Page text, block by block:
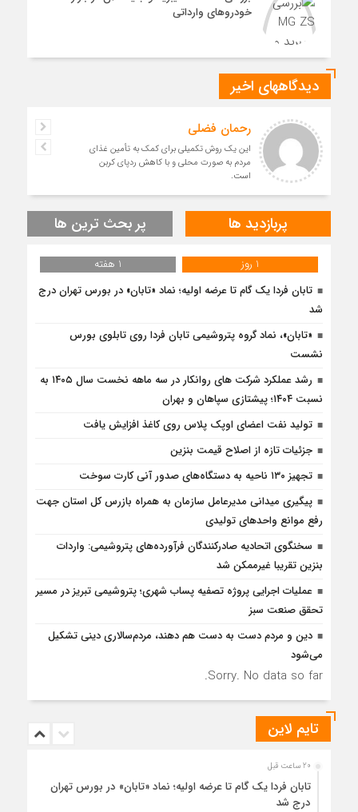
خودروهای وارداتی
دیدگاههای اخیر
رحمان فضلی
این یک روش تکمیلی برای کمک به تأمین غذای
مردم به صورت محلی و با کاهش ردپای کربن
است.
پربازدید ها پر بحث ترین ها
1 روز
1 هفته
تابان فردا یک گام تا عرضه اولیه؛ نماد «تابان» در بورس تهران درج
شد
«تابان»، نماد گروه پتروشیمی تابان فردا روی تابلوی بورس
نشست
رشد عملکرد شرکت های روانکار در سه ماهه نخست سال ۱۴۰۵ به
نسبت ۱۴۰۴؛ پیشتازی سپاهان و بهران
تولید نفت اعضای اوپک پلاس روی کاغذ افزایش یافت
جزئیات تازه از اصلاح قیمت بنزین
تجهیز ۱۳۰ ناحیه به دستگاه‌های صدور آنی کارت سوخت
پیگیری میدانی مدیرعامل سازمان به همراه بازرس كل استان جهت
رفع موانع واحدهای تولیدی
سخنگوی اتحادیه صادرکنندگان فرآورده‌های پتروشیمی: واردات
بنزین تقریبا غیرممکن شد
عملیات اجرایی پروژه تصفیه پساب شهری؛ پتروشیمی تبریز در مسیر
تحقق صنعت سبز
دین و مردم دست به‌ دست هم دهند، مردم‌سالاری دینی تشکیل
می‌شود
Sorry. No data so far.
تایم لاین
20 ساعت قبل
تابان فردا یک گام تا عرضه اولیه؛ نماد «تابان» در بورس تهران
درج شد